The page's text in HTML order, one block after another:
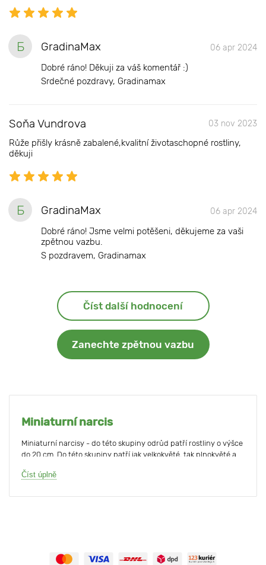
Б GradinaMax 06 apr 2024
Dobré ráno! Děkuji za váš komentář :)
Srdečné pozdravy, Gradinamax
Soňa Vundrova 03 nov 2023
Růže přišly krásně zabalené,kvalitní životaschopné rostliny,
děkuji
Б GradinaMax 06 apr 2024
Dobré ráno! Jsme velmi potěšeni, děkujeme za vaši
zpětnou vazbu.
S pozdravem, Gradinamax
Číst další hodnocení
Zanechte zpětnou vazbu
Miniaturní narcis
Miniaturní narcisy - do této skupiny odrůd patří rostliny o výšce
do 20 cm. Do této skupiny patří jak velkokvěté, tak plnokvěté a
všechny barvy charakteristické pro běžnýnarcis: jeho okvětní
Číst úplně